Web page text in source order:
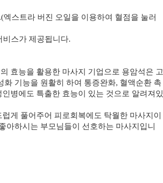
스트라 버진 오일을 이용하여 혈점을 눌러
스가 제공됩니다.
효능을 활용한 마사지 기업으로 용암석은 고
기능을 원활히 하여 통증완화, 혈액순환 촉
병에도 특출한 효능이 있는 것으로 알려져있
게 풀어주어 피로회복에도 탁월한 마사지이
아하시는 부모님들이 선호하는 마사지입니